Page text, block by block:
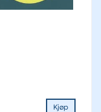
Kjøp